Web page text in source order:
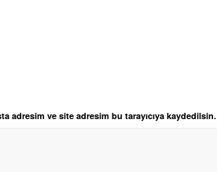
adresim ve site adresim bu tarayıcıya kaydedilsin.